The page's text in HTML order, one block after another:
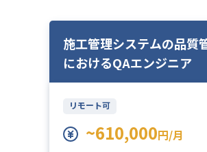
施工管理システムの品質
におけるQAエンジニア
リモート可
~610,000円/月